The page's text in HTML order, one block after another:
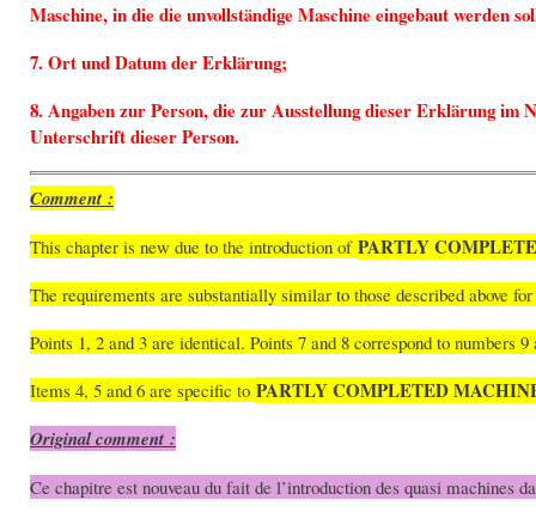
Maschine, in die die unvollständige Maschine eingebaut werden
7. Ort und Datum der Erklärung;
8. Angaben zur Person, die zur Ausstellung dieser Erklärung im
Unterschrift dieser Person.
Comment :
This chapter is new due to the introduction of PARTLY
The requirements are substantially similar to those described above
Points 1, 2 and 3 are identical. Points 7 and 8 correspond to numbers
Items 4, 5 and 6 are specific to PARTLY COMPLETED
Original comment :
Ce chapitre est nouveau du fait de l’introduction des quasi machines